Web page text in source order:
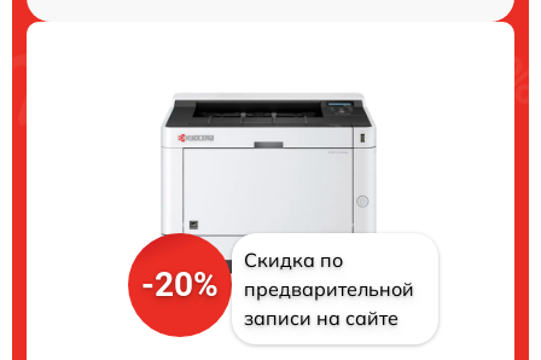
-20%
Скидка по
предварительной
записи на сайте